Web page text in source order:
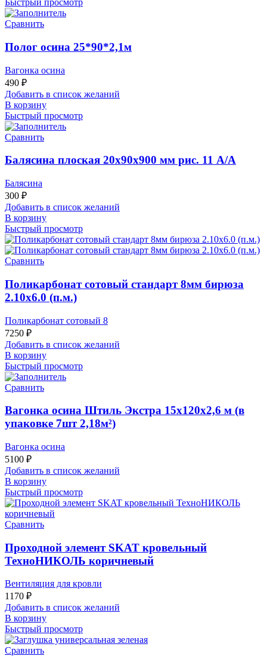
Быстрый просмотр
Сравнить
Полог осина 25*90*2,1м
Вагонка осина
490 ₽
Добавить в список желаний
В корзину
Быстрый просмотр
Сравнить
Балясина плоская 20х90х900 мм рис. 11 А/А
Балясина
300 ₽
Добавить в список желаний
В корзину
Быстрый просмотр
Сравнить
Поликарбонат сотовый стандарт 8мм бирюза
2.10х6.0 (п.м.)
Поликарбонат сотовый 8
7250 ₽
Добавить в список желаний
В корзину
Быстрый просмотр
Сравнить
Вагонка осина Штиль Экстра 15х120х2,6 м (в
упаковке 7шт 2,18м²)
Вагонка осина
5100 ₽
Добавить в список желаний
В корзину
Быстрый просмотр
Сравнить
Проходной элемент SKAT кровельный
ТехноНИКОЛЬ коричневый
Вентиляция для кровли
1170 ₽
Добавить в список желаний
В корзину
Быстрый просмотр
Сравнить